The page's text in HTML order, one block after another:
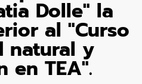
Dolle" la
al "Curso
natural y
en TEA".